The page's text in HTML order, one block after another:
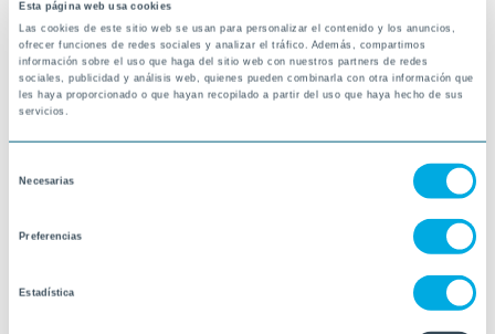
Esta página web usa cookies
Las cookies de este sitio web se usan para personalizar el contenido y los anuncios,
ofrecer funciones de redes sociales y analizar el tráfico. Además, compartimos
información sobre el uso que haga del sitio web con nuestros partners de redes
sociales, publicidad y análisis web, quienes pueden combinarla con otra información que
les haya proporcionado o que hayan recopilado a partir del uso que haya hecho de sus
servicios.
Necesarias
Preferencias
Estadística